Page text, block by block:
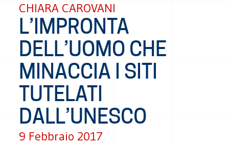
CHIARA CAROVANI
L’IMPRONTA
DELL’UOMO CHE
MINACCIA I SITI
TUTELATI
DALL’UNESCO
9 Febbraio 2017